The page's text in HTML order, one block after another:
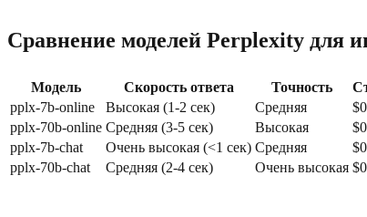
Сравнение моделей Perplexity для
Модель Скорость ответа Точность
pplx-7b-online
Высокая (1-2 сек) Средняя
pplx-70b-online Средняя (3-5 сек) Высокая
pplx-7b-chat
Очень высокая (<1 сек) Средняя
pplx-70b-chat
Средняя (2-4 сек) Очень высокая